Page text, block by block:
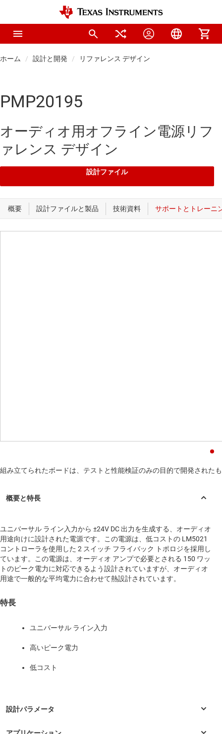
ホーム 設計と開発 リファレンス デザイン
PMP20195
オーディオ用オフライン電源リフ
ァレンス デザイン
設計ファイル
ユニバーサル ライン入力から ±24V DC 出力を生成する、オーディオ
用途向けに設計された電源です。この電源は、低コストの LM5021
コントローラを使用した 2 スイッチ フライバック トポロジを採用し
ています。この電源は、オーディオ アンプで必要とされる 150 ワッ
トのピーク電力に対応できるよう設計されていますが、オーディオ
用途で一般的な平均電力に合わせて熱設計されています。
特長
ユニバーサル ライン入力
高いピーク電力
低コスト
組み立てられたボードは、テストと性能検証のみの目的で開発された